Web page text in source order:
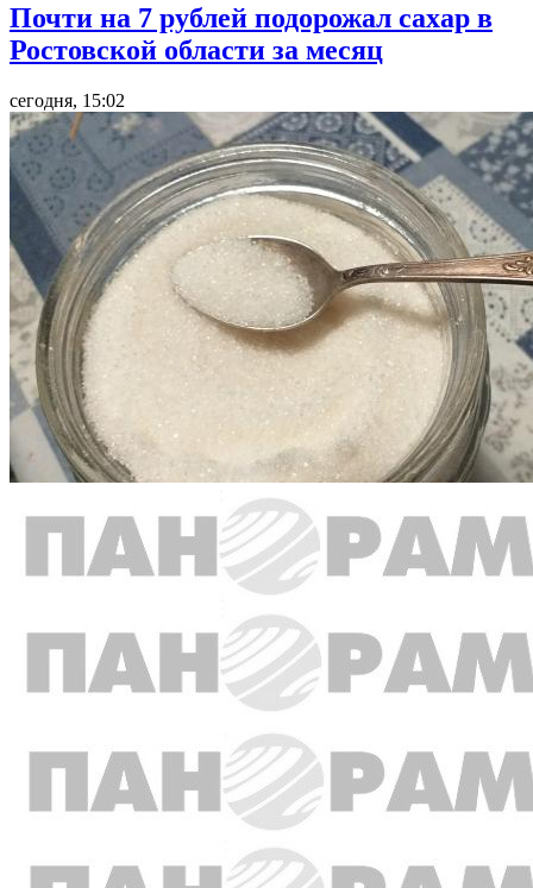
Почти на 7 рублей подорожал сахар в
Ростовской области за месяц
сегодня, 15:02